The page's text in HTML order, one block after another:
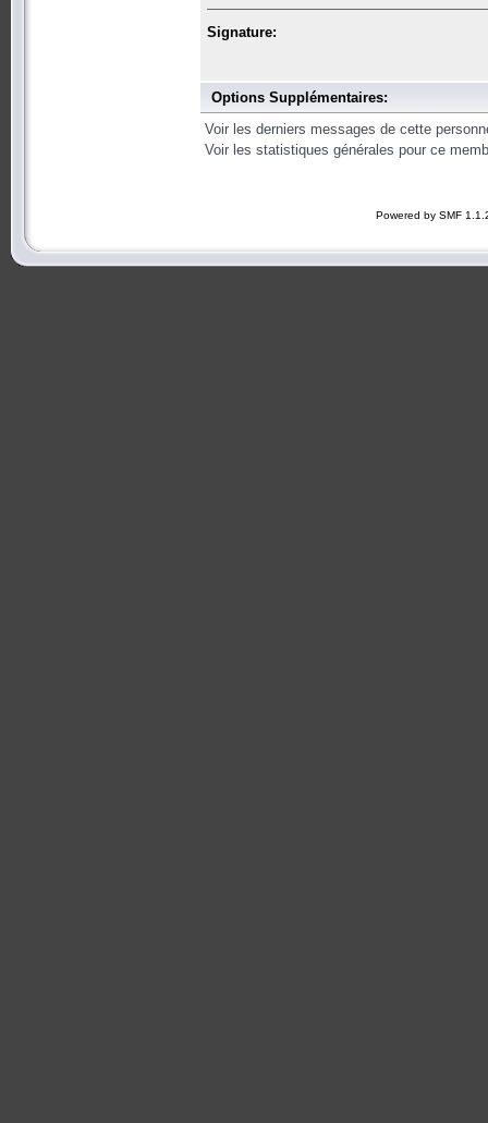
Signature:
Options Supplémentaires:
Voir les derniers messages de cette
Voir les statistiques générales pour ce
Powered by SMF